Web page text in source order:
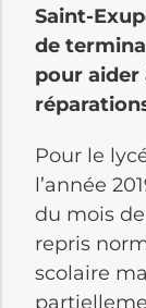
Saint-
de
pour aider
Pour le
l’année
du mois
repris
scolaire